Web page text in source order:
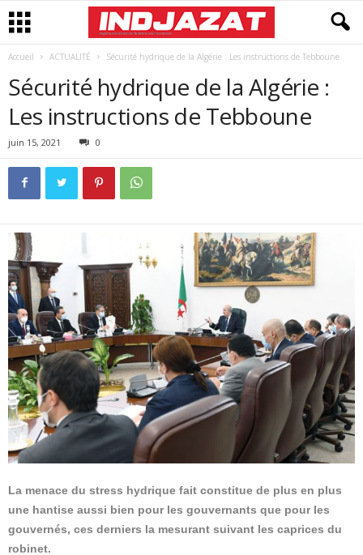
Accueil ACTUALITÉ Sécurité hydrique de la Algérie : Les instructions de Tebboune
Sécurité hydrique de la Algérie :
Les instructions de Tebboune
juin 15, 2021 0
La menace du stress hydrique fait constitue de plus en plus
une hantise aussi bien pour les gouvernants que pour les
gouvernés, ces derniers la mesurant suivant les caprices du
robinet.